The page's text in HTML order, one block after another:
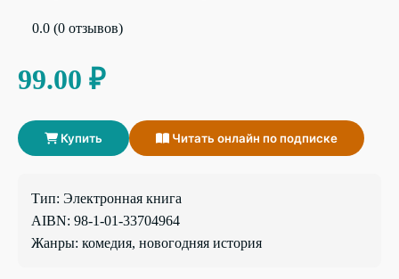
0.0 (0 отзывов)
99.00 ₽
Купить Читать онлайн по подписке
Тип: Электронная книга
AIBN: 98-1-01-33704964
Жанры: комедия, новогодняя история